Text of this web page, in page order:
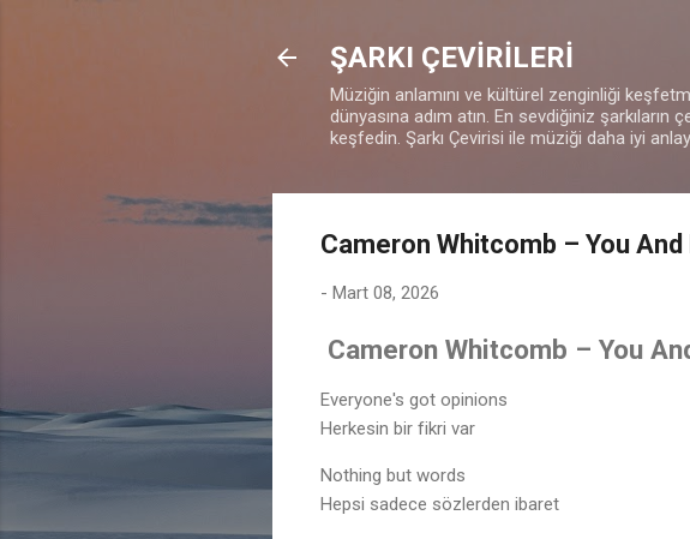
ŞARKI ÇEVİRİLERİ
Müziğin anlamını ve kültürel zenginliği
dünyasına adım atın. En sevdiğiniz şarkıların
keşfedin. Şarkı Çevirisi ile müziği daha iyi
Cameron Whitcomb – You
- Mart 08, 2026
Cameron Whitcomb – You
Everyone's got opinions
Herkesin bir fikri var
Nothing but words
Hepsi sadece sözlerden ibaret